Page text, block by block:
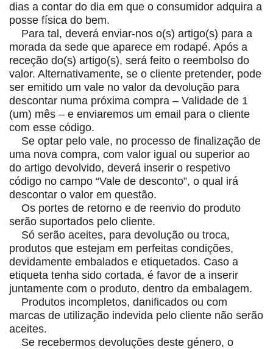
dias a contar do dia em que o consumidor adquira a
posse física do bem.
Para tal, deverá enviar-nos o(s) artigo(s) para a
morada da sede que aparece em rodapé. Após a
receção do(s) artigo(s), será feito o reembolso do
valor. Alternativamente, se o cliente pretender, pode
ser emitido um vale no valor da devolução para
descontar numa próxima compra – Validade de 1
(um) mês – e enviaremos um email para o cliente
com esse código.
Se optar pelo vale, no processo de finalização de
uma nova compra, com valor igual ou superior ao
do artigo devolvido, deverá inserir o respetivo
código no campo “Vale de desconto”, o qual irá
descontar o valor em questão.
Os portes de retorno e de reenvio do produto
serão suportados pelo cliente.
Só serão aceites, para devolução ou troca,
produtos que estejam em perfeitas condições,
devidamente embalados e etiquetados. Caso a
etiqueta tenha sido cortada, é favor de a inserir
juntamente com o produto, dentro da embalagem.
Produtos incompletos, danificados ou com
marcas de utilização indevida pelo cliente não serão
aceites.
Se recebermos devoluções deste género, o